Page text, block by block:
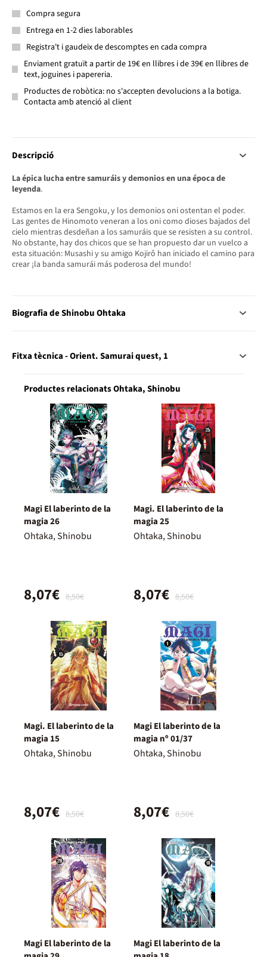
Compra segura
Entrega en 1-2 dies laborables
Registra't i gaudeix de descomptes en cada compra
Enviament gratuït a partir de 19€ en llibres i de 39€ en llibres de
text, joguines i papereria.
Productes de robòtica: no s'accepten devolucions a la botiga.
Contacta amb atenció al client
Descripció
La épica lucha entre samuráis y demonios en una época de
leyenda.
Estamos en la era Sengoku, y los demonios oni ostentan el poder.
Las gentes de Hinomoto veneran a los oni como dioses bajados del
cielo mientras desdeñan a los samuráis que se resisten a su control.
No obstante, hay dos chicos que se han propuesto dar un vuelco a
esta situación: Musashi y su amigo Kojirô han iniciado el camino para
crear ¡la banda samurái más poderosa del mundo!
Biografia de Shinobu Ohtaka
Fitxa tècnica - Orient. Samurai quest, 1
Productes relacionats Ohtaka, Shinobu
Magi El laberinto de la
magia 26
Ohtaka, Shinobu
8,50€
8,07€
Magi. El laberinto de la
magia 25
Ohtaka, Shinobu
8,50€
8,07€
Magi. El laberinto de la
magia 15
Ohtaka, Shinobu
8,50€
8,07€
Magi El laberinto de la
magia nº 01/37
Ohtaka, Shinobu
8,50€
8,07€
Magi El laberinto de la
Magi El laberinto de la